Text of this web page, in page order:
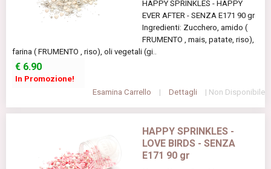
HAPPY SPRINKLES - HAPPY
EVER AFTER - SENZA E171 90 gr
Ingredienti: Zucchero, amido (
FRUMENTO , mais, patate, riso),
farina ( FRUMENTO , riso), oli vegetali (gi..
€ 6.90
In Promozione!
Esamina Carrello
| Dettagli | Non Disponibile
HAPPY SPRINKLES -
LOVE BIRDS - SENZA
E171 90 gr